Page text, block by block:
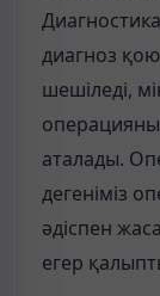
диагноз
шешіледі,
аталады.
дегеніміз
әдіспен
егер